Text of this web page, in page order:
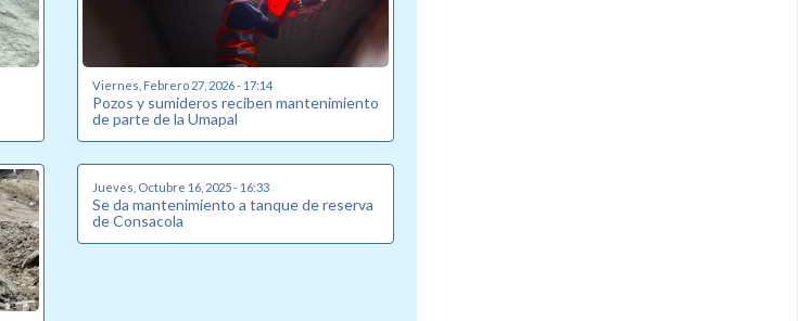
Viernes, Febrero 27, 2026 - 17:14
Pozos y sumideros reciben mantenimiento
de parte de la Umapal
Jueves, Octubre 16, 2025 - 16:33
Se da mantenimiento a tanque de reserva
de Consacola